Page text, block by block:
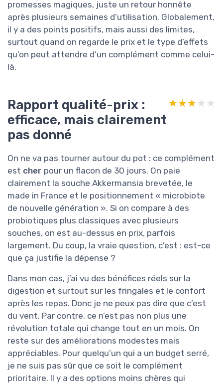
promesses magiques, juste un retour honnête
après plusieurs semaines d’utilisation. Globalement,
il y a des points positifs, mais aussi des limites,
surtout quand on regarde le prix et le type d’effets
qu’on peut attendre d’un complément comme celui-
là.
Rapport qualité-prix :
efficace, mais clairement
pas donné
★★★★★
★★★★★
On ne va pas tourner autour du pot : ce complément
est cher pour un flacon de 30 jours. On paie
clairement la souche Akkermansia brevetée, le
made in France et le positionnement « microbiote
de nouvelle génération ». Si on compare à des
probiotiques plus classiques avec plusieurs
souches, on est au-dessus en prix, parfois
largement. Du coup, la vraie question, c’est : est-ce
que ça justifie la dépense ?
Dans mon cas, j’ai vu des bénéfices réels sur la
digestion et surtout sur les fringales et le confort
après les repas. Donc je ne peux pas dire que c’est
du vent. Par contre, ce n’est pas non plus une
révolution totale qui change tout en un mois. On
reste sur des améliorations modestes mais
appréciables. Pour quelqu’un qui a un budget serré,
je ne suis pas sûr que ce soit le complément
prioritaire. Il y a des options moins chères qui